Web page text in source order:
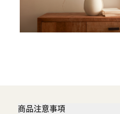
商品注意事項